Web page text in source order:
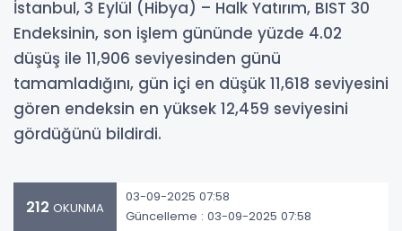
İstanbul, 3 Eylül (Hibya) – Halk Yatırım, BIST 30
Endeksinin, son işlem gününde yüzde 4.02
düşüş ile 11,906 seviyesinden günü
tamamladığını, gün içi en düşük 11,618 seviyesini
gören endeksin en yüksek 12,459 seviyesini
gördüğünü bildirdi.
212 OKUNMA
03-09-2025 07:58
Güncelleme : 03-09-2025 07:58